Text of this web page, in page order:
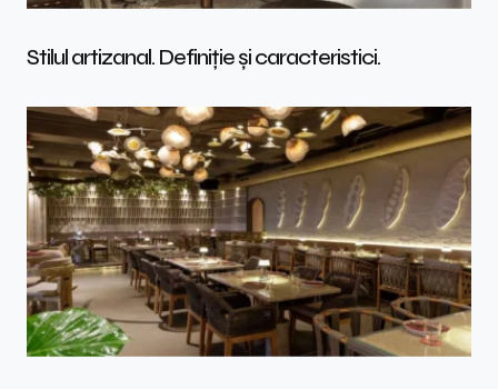
Stilul artizanal. Definiție și caracteristici.